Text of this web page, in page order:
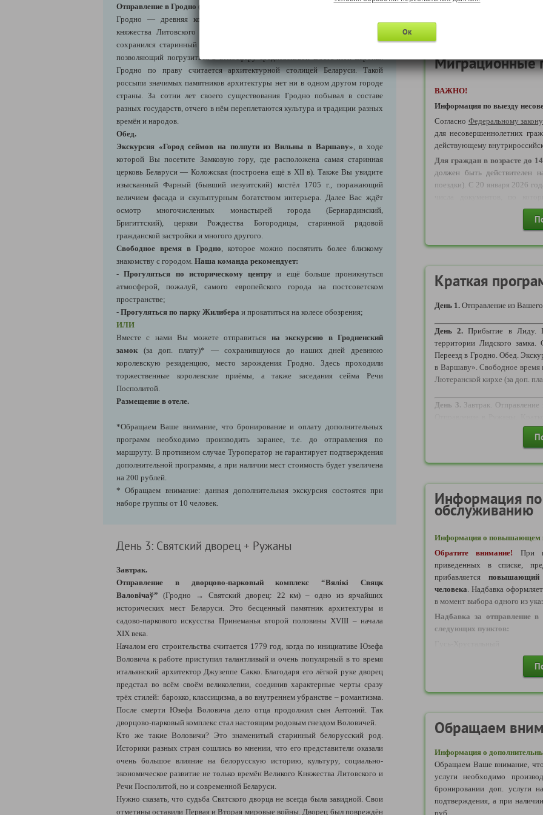
Отправление в Гродно (Лида → Гродно: 115 км).
Гродно — древняя королевская столица, резиденция королей Великого
княжества Литовского и Речи Посполитой, город Сеймов. Здесь чудом
сохранился старинный исторический центр —
настоящий Старый город,
позволяющий погрузиться в атмосферу средневековой Восточной Европы.
Гродно по праву считается архитектурной столицей Беларуси. Такой
россыпи значимых памятников архитектуры нет ни в одном другом городе
страны. За сотни лет своего существования Гродно побывал в составе
разных государств, отчего в нём переплетаются культура и традиции разных
времён и народов.
Обед.
Экскурсия «Город сеймов на полпути из Вильны в Варшаву» , в ходе
которой Вы посетите Замковую гору, где расположена самая старинная
церковь Беларуси — Коложская (построена ещё в XII в). Также Вы увидите
изысканный Фарный (бывший иезуитский) костёл 1705 г., поражающий
величием фасада и скульптурным богатством интерьера. Далее Вас ждёт
осмотр многочисленных монастырей города (Бернардинский,
Бригиттский), церкви Рождества Богородицы, старинной рядовой
гражданской застройки и многого другого.
Свободное время в Гродно , которое можно посвятить более близкому
знакомству с городом. Наша команда рекомендует:
-Прогуляться по историческому центру и ещё больше проникнуться
атмосферой, пожалуй, самого европейского города на постсоветском
пространстве;
- Прогуляться по парку Жилибера и прокатиться на колесе обозрения;
ИЛИ
Вместе с нами Вы можете отправиться на экскурсию в Гродненский
замок
(за доп. плату)*
— сохранившуюся до наших дней древнюю
королевскую резиденцию, место зарождения Гродно. Здесь проходили
торжественные королевские приёмы, а также заседания сейма Речи
Посполитой.
Размещение в отеле.
*Обращаем Ваше внимание, что бронирование и оплату дополнительных
программ необходимо производить заранее, т.е. до отправления по
маршруту. В противном случае Туроператор не гарантирует подтверждения
дополнительной программы, а при наличии мест стоимость будет увеличена
на 200 рублей.
* Обращаем внимание: данная дополнительная экскурсия состоятся при
наборе группы от 10 человек.
День 3: Святский дворец + Ружаны
Завтрак.
Отправление в дворцово-парковый комплекс “Вялікі Свяцк
Валовічаў” (Гродно →
Святский дворец: 22 км) – одно из ярчайших
исторических мест Беларуси. Это бесценный памятник архитектуры и
садово-паркового искусства Принеманья второй половины XVIII – начала
XIX века.
Началом его строительства считается 1779 год, когда по инициативе Юзефа
Воловича к работе приступил талантливый и очень популярный в то время
итальянский архитектор Джузеппе Сакко. Благодаря его лёгкой руке дворец
предстал во всём своём великолепии, соединив характерные черты сразу
трёх стилей: барокко, классицизма, а во внутреннем убранстве – романтизма.
После смерти Юзефа Воловича дело отца продолжил сын Антоний. Так
дворцово-парковый комплекс стал настоящим родовым гнездом Воловичей.
Кто же такие Воловичи? Это знаменитый старинный белорусский род.
Историки разных стран сошлись во мнении, что его представители оказали
очень большое влияние на белорусскую историю, культуру, социально-
экономическое развитие не только времён Великого Княжества Литовского и
Речи Посполитой, но и современной Беларуси.
Нужно сказать, что судьба Святского дворца не всегда была завидной. Свои
отметины оставили Первая и Вторая мировые войны. Дворец был повреждён
Миграционные
ВАЖНО!
Информация по выезду
Согласно Федеральному закону
для несовершеннолетних
действующему
Для граждан в возрасте до
должен быть действителен
поездки). С 20 января 2026
возрасте до 14 лет могут
Свидетельство о
поскольку стал возможным
пропуска на границе между
Требуются следующие
1) ДЛЯ ВЗРОСЛОГО
- Действующий
В соответствии с пунктом
Правительства Российской
(далее – Положение), имеет
от 14 лет – до достижения
от 20 лет – до достижения
граждане Российской
внутрироссийскому
внутрироссийского
возраста 20 и 45 лет, а
сведений о дате (число,
до дня оформления нового
дней после дня наступления
- Действующий Паспорт
удостоверяющий личность
- Действующий
Российскую Федерацию до
указанной в паспорте).
2) ДЛЯ
Требуется документ,
-Действующий
ИЛИ
Краткая
День 1. Отправление из
День 2. Прибытие в Лиду.
территории Лидского замка.
Переезд в Гродно. Обед.
в Варшаву». Свободное
Лютеранской кирхе (за доп.
День 3. Завтрак.
Переезд в Брест.
«Вечерний Брест» (за доп.
День 4.Завтрак.
архитектурные памятники
Информация по
обслуживанию
Информация о повышающем
Обратите внимание!
При
приведенных в списке,
прибавляется повышающий
человека . Надбавка
в момент выбора одного из
Надбавка за отправление
следующих пунктов:
Надбавка за отправление
Голицыно, Дмитров,
Железнодорожный,
Фоминск, Орехово-Зуево,
Селятино, Серпухов,
Чехов, Электросталь).
Надбавка за отправление
следующих пунктов:
Обращаем
Информация о
Обращаем Ваше внимание,
услуги необходимо
бронировании доп. услуги
подтверждения, а при
руб.
Ок